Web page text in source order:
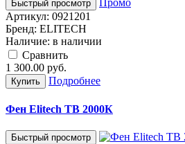
Быстрый просмотр
Артикул: 0921201
Бренд: ELITECH
Наличие: в наличии
Cравнить
1 300.00 руб.
Купить Подробнее
Фен Elitech ТВ 2000К
Быстрый просмотр